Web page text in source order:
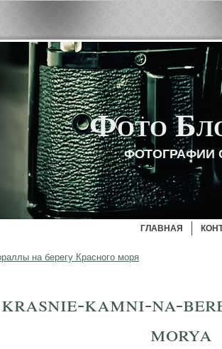
Фото
ФОТОГРАФИИ
ГЛАВНАЯ
на берегу Красного моря
krasnie-kamni-na-
morya